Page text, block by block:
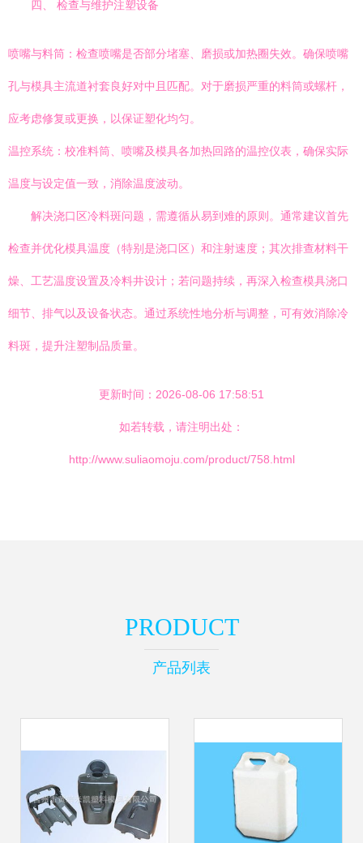
四、 检查与维护注塑设备
喷嘴与料筒：检查喷嘴是否部分堵塞、磨损或加热圈失效。确保喷嘴
孔与模具主流道衬套良好对中且匹配。对于磨损严重的料筒或螺杆，
应考虑修复或更换，以保证塑化均匀。
温控系统：校准料筒、喷嘴及模具各加热回路的温控仪表，确保实际
温度与设定值一致，消除温度波动。
解决浇口区冷料斑问题，需遵循从易到难的原则。通常建议首先
检查并优化模具温度（特别是浇口区）和注射速度；其次排查材料干
燥、工艺温度设置及冷料井设计；若问题持续，再深入检查模具浇口
细节、排气以及设备状态。通过系统性地分析与调整，可有效消除冷
料斑，提升注塑制品质量。
更新时间：2026-08-06 17:58:51
如若转载，请注明出处：
http://www.suliaomoju.com/product/758.html
PRODUCT
产品列表